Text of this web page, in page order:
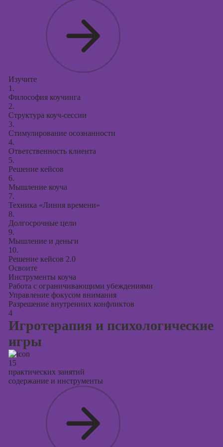
Изучите
1.
Философия коучинга
2.
Структура коуч-сессии
3.
Стимулирование осознанности
4.
Ответственность клиента
5.
Решение кейсов
6.
Мышление коуча
7.
Техника «Линия времени»
8.
Долгосрочные цели
9.
Мышление и деньги
10.
Решение кейсов 2.0
Освоите
Инструменты коуча
Работа с ограничивающими убеждениями
Управление фокусом внимания
Разрешение внутренних конфликтов
4
Игротерапия и психологические
игры
15
практических занятий
содержание и инструменты